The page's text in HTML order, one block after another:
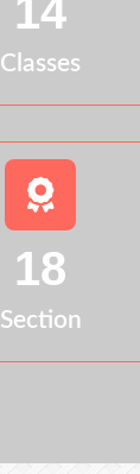
14
Classes
18
Section